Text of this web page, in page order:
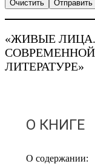
«ЖИВЫЕ
ЛИТЕРАТУРЕ»
О КНИГЕ
О содержании: